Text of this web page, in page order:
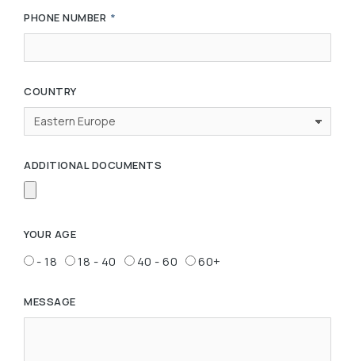
PHONE NUMBER
COUNTRY
ADDITIONAL DOCUMENTS
YOUR AGE
- 18 18 - 40 40 - 60 60+
MESSAGE